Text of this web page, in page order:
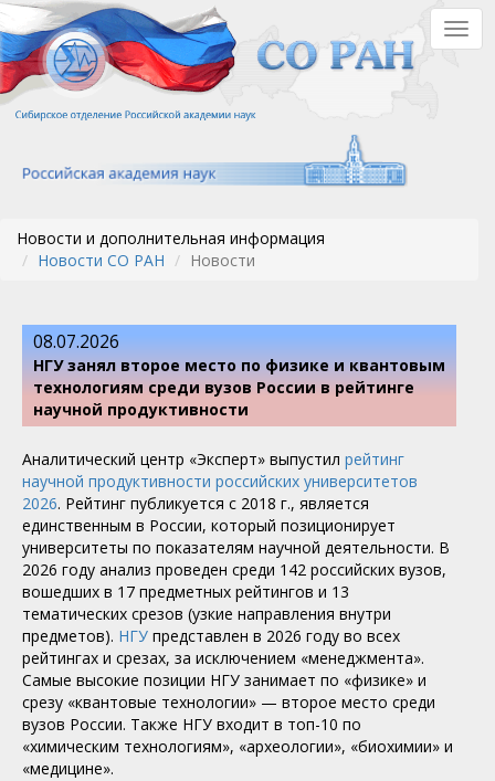
Перейти
к
основному
содержанию
Новости и дополнительная информация
Новости СО РАН
Новости
08.07.2026
НГУ занял второе место по физике и квантовым
технологиям среди вузов России в рейтинге
научной продуктивности
Аналитический центр «Эксперт» выпустил рейтинг
научной продуктивности российских университетов
2026. Рейтинг публикуется с 2018 г., является
единственным в России, который позиционирует
университеты по показателям научной деятельности. В
2026 году анализ проведен среди 142 российских вузов,
вошедших в 17 предметных рейтингов и 13
тематических срезов (узкие направления внутри
предметов). НГУ представлен в 2026 году во всех
рейтингах и срезах, за исключением «менеджмента».
Самые высокие позиции НГУ занимает по «физике» и
срезу «квантовые технологии» — второе место среди
вузов России. Также НГУ входит в топ-10 по
«химическим технологиям», «археологии», «биохимии» и
«медицине».